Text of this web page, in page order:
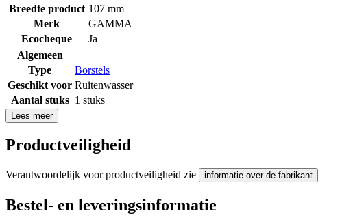
Breedte product 107 mm
Merk
GAMMA
Ecocheque
Ja
Algemeen
Type
Borstels
Geschikt voor Ruitenwasser
Aantal stuks 1 stuks
Lees meer
Productveiligheid
Verantwoordelijk voor productveiligheid zie informatie over de fabrikant
Bestel- en leveringsinformatie